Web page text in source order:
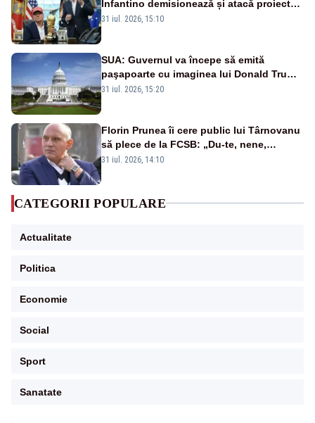
Infantino demisionează și atacă proiectul
privind investitorii străini
31 iul. 2026, 15:10
SUA: Guvernul va începe să emită
paşapoarte cu imaginea lui Donald Trump
începând cu 8 august
31 iul. 2026, 15:20
Florin Prunea îi cere public lui Târnovanu
să plece de la FCSB: „Du-te, nene,
învârtindu-te!”
31 iul. 2026, 14:10
CATEGORII POPULARE
Actualitate
Politica
Economie
Social
Sport
Sanatate